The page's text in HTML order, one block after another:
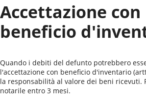
Accettazione con
beneficio
Quando i debiti del defunto potrebbero
l'accettazione con beneficio d'inventario
la responsabilità al valore dei beni ricevuti.
notarile entro 3 mesi.